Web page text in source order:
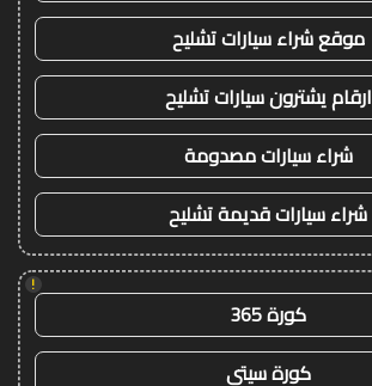
موقع شراء سيارات تشليح
ارقام يشترون سيارات تشليح
شراء سيارات مصدومة
شراء سيارات قديمة تشليح
!
كورة 365
كورة سيتي